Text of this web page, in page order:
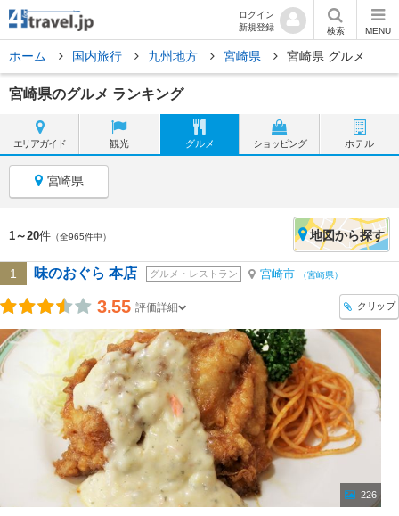
ログイン
新規登録
検索 MENU
ホーム 国内旅行 九州地方 宮崎県 宮崎県 グルメ
宮崎県のグルメ ランキング
エリアガイド 観光 グルメ ショッピング ホテル
宮崎県
1～20件 （全965件中） 地図から探す
1 味のおぐら 本店 グルメ・レストラン 宮崎市 （宮崎県）
3.55 評価詳細 クリップ
226